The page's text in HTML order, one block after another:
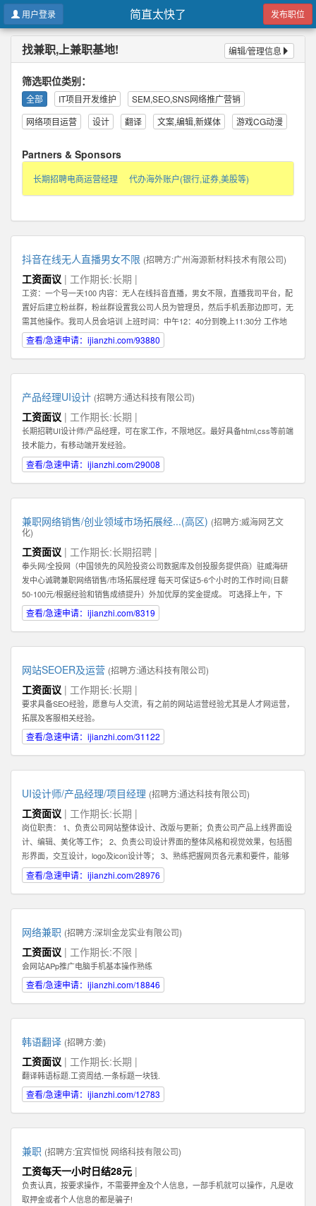
简直太快了
用户登录 发布职位
找兼职,上兼职基地! 编辑/管理信息
筛选职位类别：
全部 IT项目开发维护
SEM,SEO,SNS网络推广营销
网络项目运营
设计 翻译 文案,编辑,新媒体 游戏CG动漫
Partners & Sponsors
长期招聘电商运营经理 代办海外账户(银行,证券,美股等)
抖音在线无人直播男女不限 (招聘方:广州海源新材料技术有限公司)
工资面议 | 工作期长:长期 |
工资：一个号一天100 内容：无人在线抖音直播，男女不限，直播我司平台，配
置好后建立粉丝群，粉丝群设置我公司人员为管理员，然后手机丢那边即可，无
需其他操作。我司人员会培训 上班时间：中午12：40分到晚上11:30分 工作地
点：任意，有网络有电即可 工作要求：配合，如抖音提示需要扫脸配合扫脸 其
他福利：播满10天额外奖励200元 应聘地：全国皆可
查看/急速申请：ijianzhi.com/93880
产品经理UI设计 (招聘方:通达科技有限公司)
工资面议 | 工作期长:长期 |
长期招聘UI设计师/产品经理，可在家工作，不限地区。最好具备html,css等前端
技术能力，有移动端开发经验。
查看/急速申请：ijianzhi.com/29008
兼职网络销售/创业领域市场拓展经...(高区) (招聘方:威海网艺文
化)
工资面议 | 工作期长:长期招聘 |
拳头网/全投网（中国领先的风险投资公司数据库及创投服务提供商）驻威海研
发中心诚聘兼职网络销售/市场拓展经理 每天可保证5-6个小时的工作时间(日薪
50-100元/根据经验和销售成绩提升）外加优厚的奖金提成。 可选择上午，下
午，或晚上工作。 办公地点：高区火炬路169-1号北洋云计算电子创新平台302
室（近山东大学） 1：你必须热爱销售！必须能够真诚，热情地主动联系客户。
而不是只为了眼前的蝇头小利而失去客户对你的信任。 2: 我们需要能和客户建
立长期关系的员工，因此我们希望你也能长期，稳定地在公司发展。你会发现公
司是一个非常大的平台--我们在北京，深圳，香港，韩国都有业务。所以公司会
给你很好的施展空间，因此我们需要你能长期地在公司不断进步！ 3：你必须具
备一种素质。那就是会坚持，坚持，坚持，永不放弃。你必须了解你和客户的关
系是长期的，所以为了建立这种长期稳定的关系，你在一开始的时候要具备百折
不挠，坚持不懈的素质，这样才能逐步取得双方的信任。 4：除了热爱销售，你
大幅提高管理客户的效率和经营业绩。我们希望你具备这种科学化管理的能力。
有这种能力的人才还可以在将来发展成为销售经理，管理一个业务团队。 6：必
须热爱学习，尤其是要对一个特点行业有兴趣，并愿意深入了解一个行业，掌握
关于该行业的专业知识，这样才能真正服务好你的客户。目前我们希望能够找到
对于创业尤其是互联网创业领域有浓厚兴趣或相关经验的人才。 如果你有激
情，有梦想，并对网络销售充满热爱，愿意接受挑战，也能熟悉使用电脑，QQ
等网络工具，那么不论你的学历如何，专业是什么，这些都不重要。我们都欢迎
查看/急速申请：ijianzhi.com/8319
网站SEOER及运营 (招聘方:通达科技有限公司)
工资面议 | 工作期长:长期 |
要求具备SEO经验，愿意与人交流，有之前的网站运营经验尤其是人才网运营，
拓展及客服相关经验。
查看/急速申请：ijianzhi.com/31122
UI设计师/产品经理/项目经理 (招聘方:通达科技有限公司)
工资面议 | 工作期长:长期 |
岗位职责： 1、负责公司网站整体设计、改版与更新；负责公司产品上线界面设
计、编辑、美化等工作； 2、负责公司设计界面的整体风格和视觉效果，包括图
形界面，交互设计，logo及icon设计等； 3、熟练把握网页各元素和要件，能够
独立进行网站美工布局的设计； 4、不断完善和熟悉，负责网站整体架构的设计
和网站风格的把握，界面的视觉规划与创意设计工作； 5、认真做好各类信息和
材； 6、负责公司产品包括网页和手机应用程序等的人机交互界面设计，提高用
户使用体验； 7、根据项目具体要求解决各类UI设计和优化问题。 职位要求：
1、一年以上相关专业工作经验。 2、熟练使用设计工具如Photoshop，
Illustrator，Flash等；掌握HTML，XHTML，CSS，XML，JavaScrip等常用语言
软件。 3、具有丰富的视觉创作经验和独到的审美修养 4、具备优秀的网站整体
策划、设计能力,有丰富的网页设计经验.
查看/急速申请：ijianzhi.com/28976
网络兼职 (招聘方:深圳金龙实业有限公司)
工资面议 | 工作期长:不限 |
会网站APp推广电脑手机基本操作熟练
查看/急速申请：ijianzhi.com/18846
韩语翻译 (招聘方:姜)
工资面议 | 工作期长:长期 |
翻译韩语标题.工资周结.一条标题一块钱.
查看/急速申请：ijianzhi.com/12783
兼职 (招聘方:宜宾恒悦 网络科技有限公司)
工资每天一小时日结28元 |
负责认真，按要求操作，不需要押金及个人信息，一部手机就可以操作，凡是收
取押金或者个人信息的都是骗子!